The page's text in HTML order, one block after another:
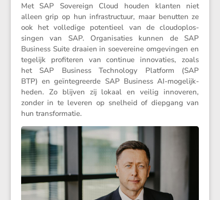
Met SAP Sovereign Cloud houden klanten niet
alleen grip op hun infra­struc­tuur, maar benutten ze
ook het volle­dige poten­tieel van de cloud­op­los­
singen van SAP. Organi­sa­ties kunnen de SAP
Business Suite draaien in soeve­reine omgevingen en
tegelijk profi­teren van continue innova­ties, zoals
het SAP Business Techno­logy Platform (SAP
BTP) en geïnte­greerde SAP Business AI-mogelijk­
heden. Zo blijven zij lokaal en veilig innoveren,
zonder in te leveren op snelheid of diepgang van
hun transformatie.